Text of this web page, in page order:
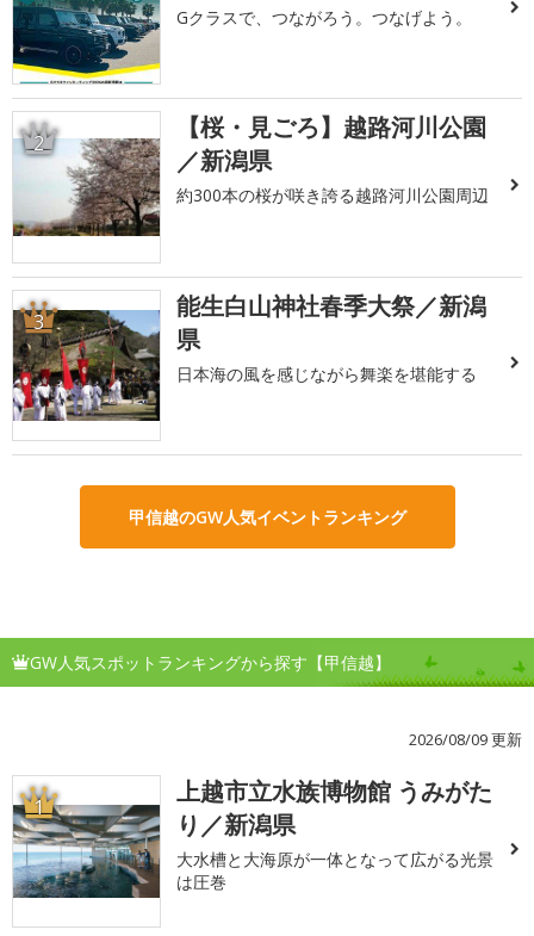
Gクラスで、つながろう。つなげよう。
2
【桜・見ごろ】越路河川公園
／新潟県
約300本の桜が咲き誇る越路河川公園周辺
3
能生白山神社春季大祭／新潟
県
日本海の風を感じながら舞楽を堪能する
甲信越のGW人気イベントランキング
GW人気スポットランキングから探す【甲信越】
2026/08/09 更新
1
上越市立水族博物館 うみがた
り／新潟県
大水槽と大海原が一体となって広がる光景
は圧巻